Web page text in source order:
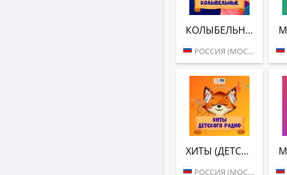
КОЛЫБЕЛЬНЫЕ (ДЕТСКОЕ РАДИО)
РОССИЯ (МОСКВА)
ХИТЫ (ДЕТСКОЕ РАДИО)
РОССИЯ (МОСКВА)